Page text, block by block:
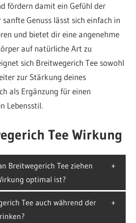
fördern damit ein Gefühl der
Genuss lässt sich einfach in
und bietet dir eine angenehme
auf natürliche Art zu
sich Breitwegerich Tee sowohl
zur Stärkung deines
als Ergänzung für einen
Lebensstil.
Tee Wirkung
Breitwegerich Tee ziehen
optimal ist?
Tee auch während der